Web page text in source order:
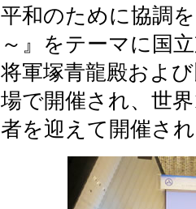
平和のために協調
～』をテーマに国
将軍塚青龍殿およ
場で開催され、世
者を迎えて開催さ